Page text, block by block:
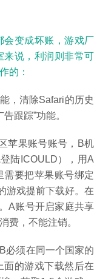
会变成坏账，游戏厂
来说，利润则非常可
的：
，清除Safari的历史
跟踪”功能。
苹果账号账号，B机
陆ICOULD），用A
需要把苹果账号绑定
游戏提前下载好。在
A账号开启家庭共享
费，不能注销。
必须在同一个国家的
面的游戏下载然后在